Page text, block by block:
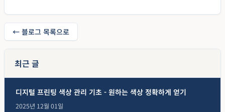
← 블로그 목록으로
최근 글
디지털 프린팅 색상 관리 기초 - 원하는 색상 정확하게 얻기
2025년 12월 01일